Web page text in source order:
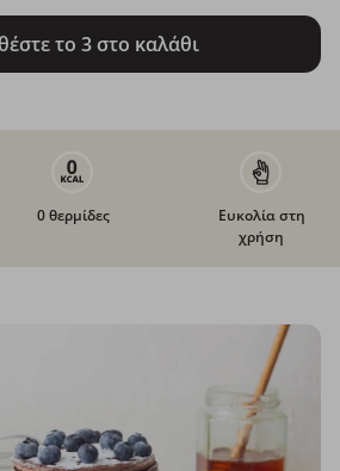
το 3 στο καλάθι
0 θερμίδες
Ευκολία στη
χρήση